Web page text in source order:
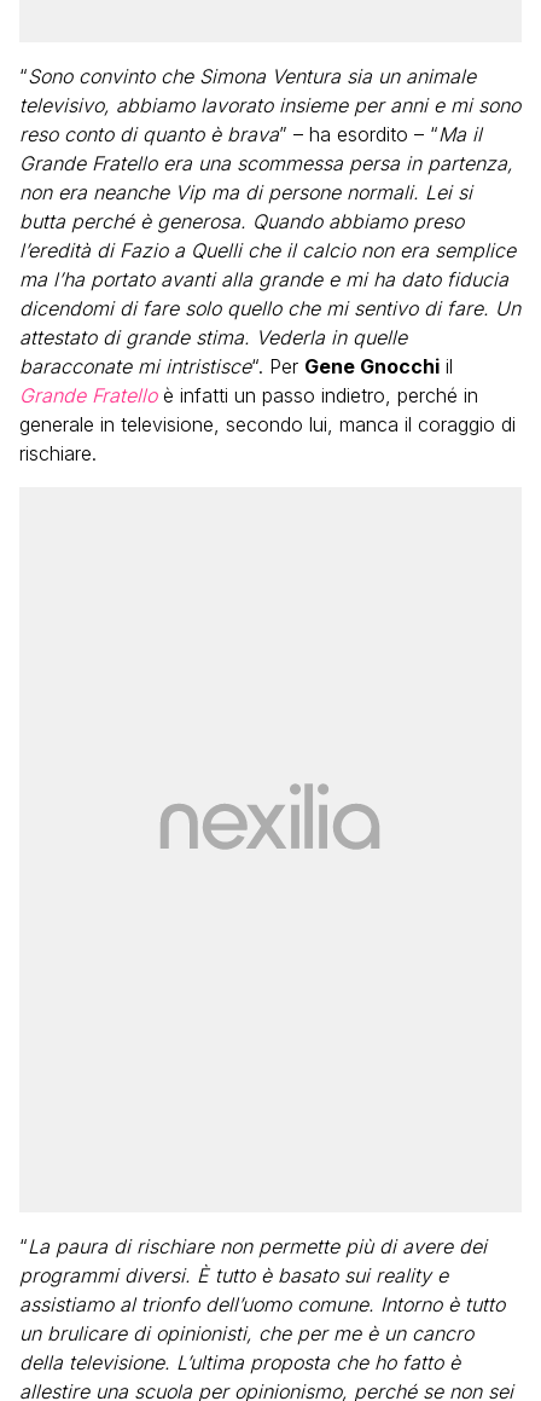
“Sono convinto che Simona Ventura sia un animale
televisivo, abbiamo lavorato insieme per anni e mi sono
reso conto di quanto è brava” – ha esordito – “Ma il
Grande Fratello era una scommessa persa in partenza,
non era neanche Vip ma di persone normali. Lei si
butta perché è generosa. Quando abbiamo preso
l’eredità di Fazio a Quelli che il calcio non era semplice
ma l’ha portato avanti alla grande e mi ha dato fiducia
dicendomi di fare solo quello che mi sentivo di fare. Un
attestato di grande stima. Vederla in quelle
baracconate mi intristisce“. Per Gene Gnocchi il
Grande Fratelloè infatti un passo indietro, perché in
generale in televisione, secondo lui, manca il coraggio di
rischiare.
“La paura di rischiare non permette più di avere dei
programmi diversi. È tutto è basato sui reality e
assistiamo al trionfo dell’uomo comune. Intorno è tutto
un brulicare di opinionisti, che per me è un cancro
della televisione. L’ultima proposta che ho fatto è
allestire una scuola per opinionismo, perché se non sei